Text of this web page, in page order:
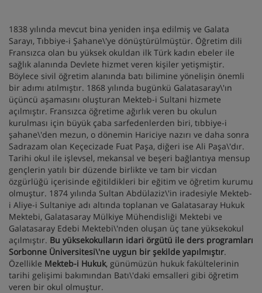
1838 yılında mevcut bina yeniden inşa edilmiş ve Galata
Sarayı, Tıbbiye-i Şahane\'ye dönüştürülmüştür. Öğretim dili
Fransızca olan bu yüksek okuldan ilk Türk kadın ebeler ile
sağlık alanında Devlete hizmet veren kişiler yetişmiştir.
Böylece sivil öğretim alanında batı bilimine yönelişin önemli
bir adımı atılmıştır. 1868 yılında bugünkü Galatasaray\'ın
üçüncü aşamasını oluşturan Mekteb-i Sultani hizmete
açılmıştır. Fransızca öğretime ağırlık veren bu okulun
kurulması için büyük çaba sarfedenlerden biri, tıbbiye-i
şahane\'den mezun, o dönemin Hariciye nazırı ve daha sonra
Sadrazam olan Keçecizade Fuat Paşa, diğeri ise Ali Paşa\'dır.
Tarihi okul ile işlevsel, mekansal ve beşeri bağlantıya mensup
gençlerin yatılı bir düzende birlikte ve tam bir vicdan
özgürlüğü içerisinde eğitildikleri bir eğitim ve öğretim kurumu
olmuştur. 1874 yılında Sultan Abdülaziz\'in iradesiyle Mekteb-
i Aliye-i Sultaniye adı altında toplanan ve Galatasaray Hukuk
Mektebi, Galatasaray Mülkiye Mühendisliği Mektebi ve
Galatasaray Edebi Mektebi\'nden oluşan üç tane yüksekokul
açılmıştır. Bu yüksekokulların idari örgütü ile ders programları
Sorbonne Üniversitesi\'ne uygun bir şekilde yapılmıştır.
Özellikle Mekteb-i Hukuk, günümüzün hukuk fakültelerinin
tarihi gelişimi bakımından Batı\'daki emsalleri gibi öğretim
veren bir okul olmuştur.